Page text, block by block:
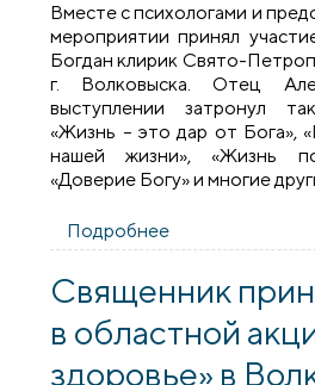
Вместе с психологами и
мероприятии принял
Богдан клирик Свято-
г. Волковыска. Отец
выступлении затронул
«Жизнь – это дар от Бога»,
нашей жизни», «Жизнь
«Доверие Богу» и многие
Подробнее
мероприятии
Священник
в областной
здоровье» в